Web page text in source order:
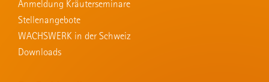
Anmeldung Kräuterseminare
Stellenangebote
WACHSWERK in der Schweiz
Downloads